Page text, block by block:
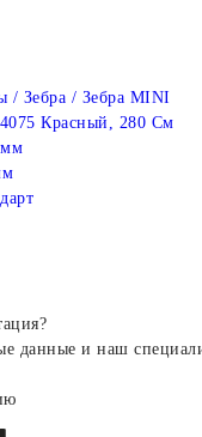
/ Зебра / Зебра MINI
4075 Красный, 280 См
мм
данные и наш